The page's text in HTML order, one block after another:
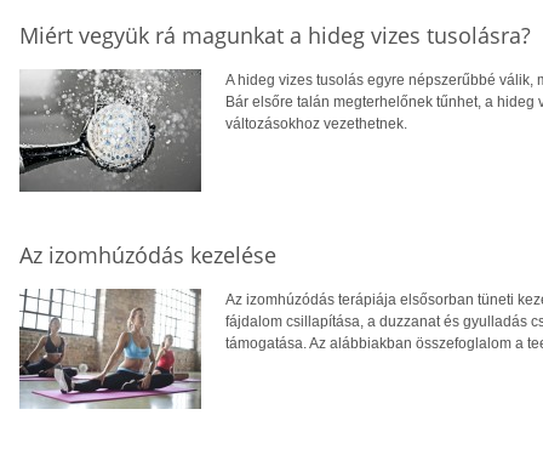
Miért vegyük rá magunkat a hideg vizes tusolásra?
A hideg vizes tusolás egyre népszerűbbé
Bár elsőre talán megterhelőnek tűnhet, a
változásokhoz vezethetnek.
Az izomhúzódás kezelése
Az izomhúzódás terápiája elsősorban tüneti
fájdalom csillapítása, a duzzanat és gyulladás
támogatása. Az alábbiakban összefoglalom a